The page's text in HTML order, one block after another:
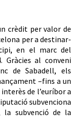
crèdit per valor de
per a destinar-
en el marc del
Gràcies al conveni
de Sabadell, els
–fins a un
de l’euríbor a
subvenciona
la subvenció de la